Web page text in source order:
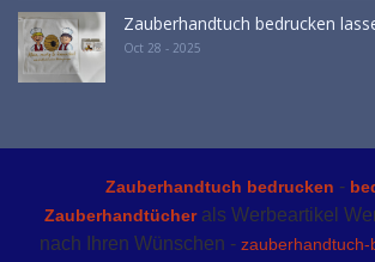
Zauberhandtuch bedrucken
Oct 28 - 2025
Zauberhandtuch bedrucken -
Zauberhandtücherals Werbeartikel
nach Ihren Wünschen - zauberhandtuch-